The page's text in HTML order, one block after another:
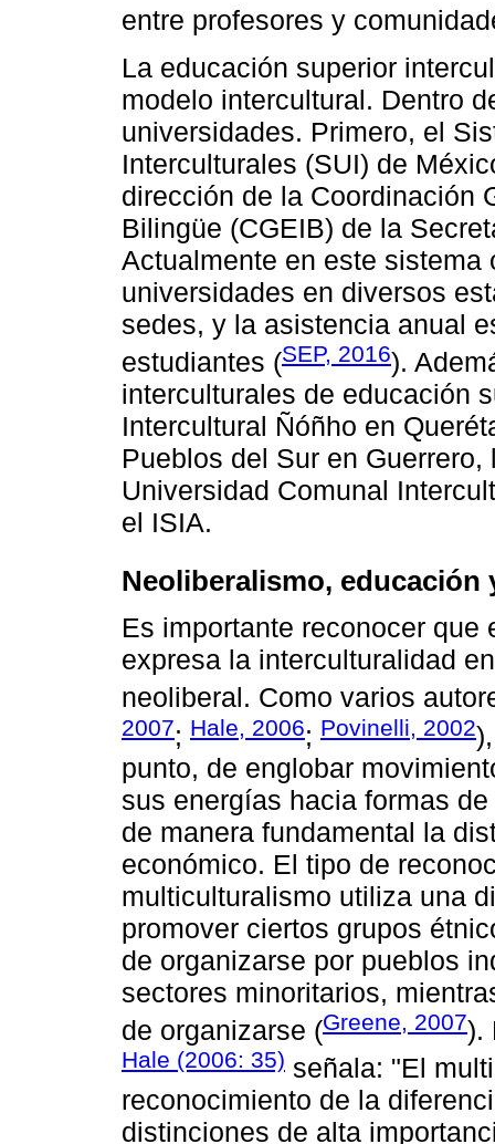
entre profesores y
La educación superior
modelo intercultural. Dentro
universidades. Primero, el
Interculturales (SUI) de
dirección de la Coordinación
Bilingüe (CGEIB) de la
Actualmente en este sistema
universidades en diversos
sedes, y la asistencia anual
estudiantes (SEP, 2016).
interculturales de educación
Intercultural Ñóñho en
Pueblos del Sur en
Universidad Comunal
el ISIA.
Neoliberalismo,
Es importante reconocer
expresa la interculturalidad
neoliberal. Como varios
2007; Hale, 2006; Povinelli, 2002
punto, de englobar
sus energías hacia formas
de manera fundamental la
económico. El tipo de
multiculturalismo utiliza una
promover ciertos grupos
de organizarse por pueblos
sectores minoritarios,
de organizarse (Greene, 2007).
Hale (2006: 35) señala: "El
reconocimiento de la
distinciones de alta